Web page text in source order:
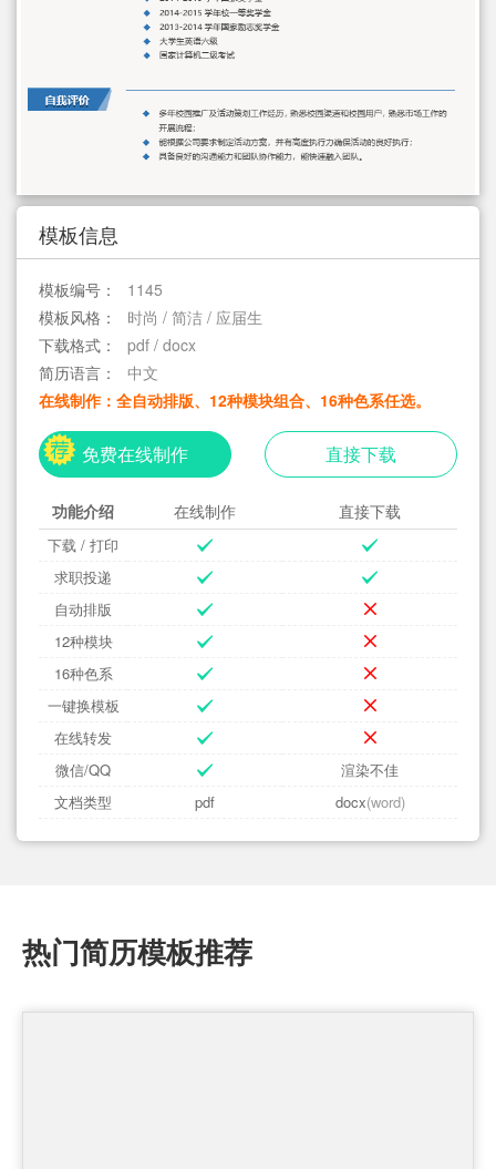
模板信息
模板编号：
1145
模板风格：
时尚 / 简洁 / 应届生
下载格式：
pdf / docx
简历语言：
中文
在线制作：全自动排版、12种模块组合、16种色系任选。
免费在线制作 直接下载
功能介绍 在线制作 直接下载
下载 / 打印
求职投递
自动排版
12种模块
16种色系
一键换模板
在线转发
微信/QQ
渲染不佳
文档类型
pdf docx(word)
热门简历模板推荐